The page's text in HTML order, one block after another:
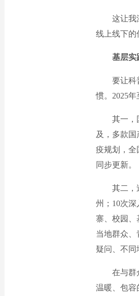
这让我深
线上线下的
基层实
要让科普
惯。2025
其一，国
及，多款
疫规划，全
同步更新。
其二，过
州；10次深
寨、校园、
当地群众
疑问、不同
在与群众
温暖、包容